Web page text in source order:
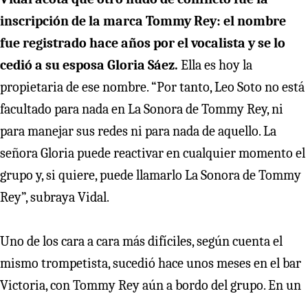
inscripción de la marca Tommy Rey: el nombre
fue registrado hace años por el vocalista y se lo
cedió a su esposa Gloria Sáez. Ella es hoy la
propietaria de ese nombre. “Por tanto, Leo Soto no está
facultado para nada en La Sonora de Tommy Rey, ni
para manejar sus redes ni para nada de aquello. La
señora Gloria puede reactivar en cualquier momento el
grupo y, si quiere, puede llamarlo La Sonora de Tommy
Rey”, subraya Vidal.
Uno de los cara a cara más difíciles, según cuenta el
mismo trompetista, sucedió hace unos meses en el bar
Victoria, con Tommy Rey aún a bordo del grupo. En un